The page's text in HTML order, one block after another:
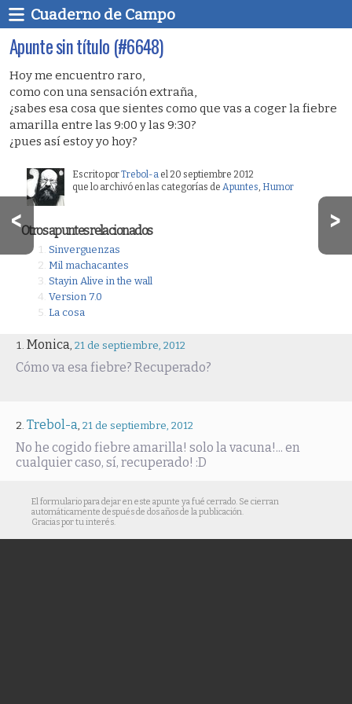
Cuaderno de Campo
Apunte sin título (#6648)
Hoy me encuentro raro,
como con una sensación extraña,
¿sabes esa cosa que sientes como que vas a coger la fiebre
amarilla entre las 9:00 y las 9:30?
¿pues así estoy yo hoy?
Escrito porTrebol-a el 20 septiembre 2012
que lo archivó en las categorías de Apuntes, Humor
Otros apuntes relacionados
Sinverguenzas
Mil machacantes
Stayin Alive in the wall
Version 7.0
La cosa
Monica, 21 de septiembre, 2012
Cómo va esa fiebre? Recuperado?
Trebol-a, 21 de septiembre, 2012
No he cogido fiebre amarilla! solo la vacuna!... en
cualquier caso, sí, recuperado! :D
El formulario para dejar en este apunte ya fué cerrado. Se cierran
automáticamente después de dos años de la publicación.
Gracias por tu interés.